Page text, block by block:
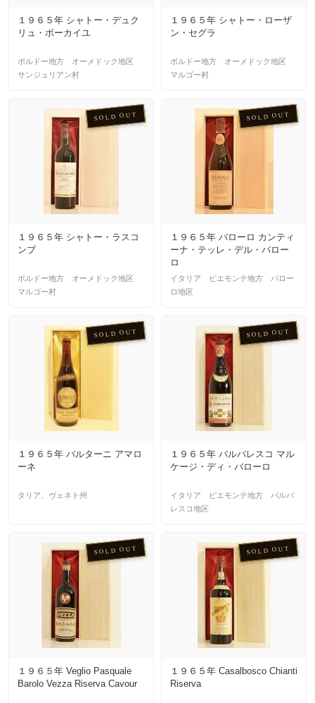
１９６５年 シャトー・デュク
リュ・ボーカイユ
ボルドー地方 オーメドック地区
サンジュリアン村
１９６５年 シャトー・ローザ
ン・セグラ
ボルドー地方 オーメドック地区
マルゴー村
SOLD OUT
１９６５年 シャトー・ラスコ
ンブ
ボルドー地方 オーメドック地区
マルゴー村
SOLD OUT
１９６５年 バローロ カンティ
ーナ・テッレ・デル・バロー
ロ
イタリア ピエモンテ地方 バロー
ロ地区
SOLD OUT
１９６５年 バルターニ アマロ
ーネ
タリア、ヴェネト州
SOLD OUT
１９６５年 バルバレスコ マル
ケージ・ディ・バローロ
イタリア ピエモンテ地方 バルバ
レスコ地区
SOLD OUT
１９６５年 Veglio Pasquale
Barolo Vezza Riserva Cavour
SOLD OUT
１９６５年 Casalbosco Chianti
Riserva